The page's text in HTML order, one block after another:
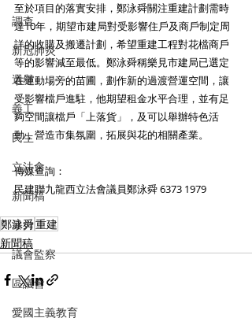
調查
新冠肺炎
選舉
義工
民生
立法會
新聞稿
暴力
議會監察
區議會
愛國主義教育
至於項目的落實安排，鄭泳舜關注重建計劃需時
達10年，期望市建局對受影響住戶及商戶制定周
詳的收購及搬遷計劃，希望重建工程對花檔商戶
等的影響減至最低。鄭泳舜稱樂見市建局已選定
在運動場旁的苗圃，劃作新的過渡營運空間，讓
受影響檔戶進駐，他期望租金水平合理，並有足
夠空間讓檔戶「上落貨」，及可以舉辦特色活
動，營造市集氛圍，拓展與花的相關產業。
傳媒查詢：
民建聯九龍西立法會議員鄭泳舜 6373 1979
鄭泳舜重建
新聞稿